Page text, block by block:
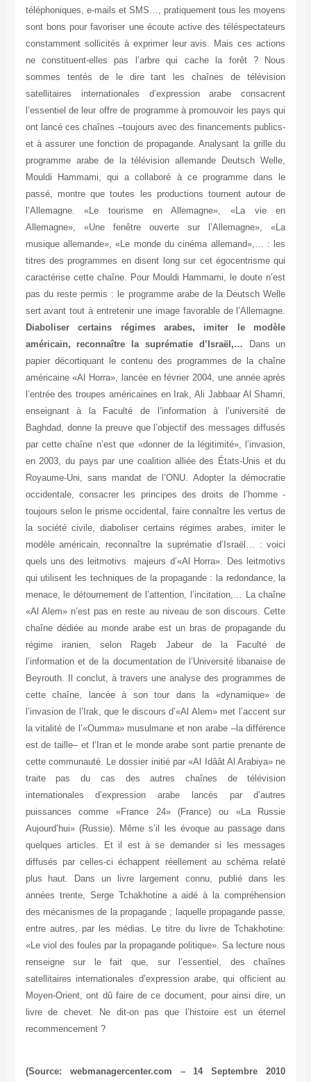
téléphoniques, e-mails et SMS…, pratiquement tous les moyens
sont bons pour favoriser une écoute active des téléspectateurs
constamment sollicités à exprimer leur avis. Mais ces actions
ne constituent-elles pas l’arbre qui cache la forêt ? Nous
sommes tentés de le dire tant les chaînes de télévision
satellitaires internationales d’expression arabe consacrent
l’essentiel de leur offre de programme à promouvoir les pays qui
ont lancé ces chaînes –toujours avec des financements publics-
et à assurer une fonction de propagande. Analysant la grille du
programme arabe de la télévision allemande Deutsch Welle,
Mouldi Hammami, qui a collaboré à ce programme dans le
passé, montre que toutes les productions tournent autour de
l’Allemagne. «Le tourisme en Allemagne», «La vie en
Allemagne», «Une fenêtre ouverte sur l’Allemagne», «La
musique allemande», «Le monde du cinéma allemand»,… : les
titres des programmes en disent long sur cet égocentrisme qui
caractérise cette chaîne. Pour Mouldi Hammami, le doute n’est
pas du reste permis : le programme arabe de la Deutsch Welle
sert avant tout à entretenir une image favorable de l’Allemagne.
Diaboliser certains régimes arabes, imiter le modèle
américain, reconnaître la suprématie d’Israël,… Dans un
papier décortiquant le contenu des programmes de la chaîne
américaine «Al Horra», lancée en février 2004, une année après
l’entrée des troupes américaines en Irak, Ali Jabbaar Al Shamri,
enseignant à la Faculté de l’information à l’université de
Baghdad, donne la preuve que l’objectif des messages diffusés
par cette chaîne n’est que «donner de la légitimité», l’invasion,
en 2003, du pays par une coalition alliée des États-Unis et du
Royaume-Uni, sans mandat de l’ONU. Adopter la démocratie
occidentale, consacrer les principes des droits de l’homme -
toujours selon le prisme occidental, faire connaître les vertus de
la société civile, diaboliser certains régimes arabes, imiter le
modèle américain, reconnaître la suprématie d’Israël… : voici
quels uns des leitmotivs majeurs d’«Al Horra». Des leitmotivs
qui utilisent les techniques de la propagande : la redondance, la
menace, le détournement de l’attention, l’incitation,… La chaîne
«Al Alem» n’est pas en reste au niveau de son discours. Cette
chaîne dédiée au monde arabe est un bras de propagande du
régime iranien, selon Rageb Jabeur de la Faculté de
l’information et de la documentation de l’Université libanaise de
Beyrouth. Il conclut, à travers une analyse des programmes de
cette chaîne, lancée à son tour dans la «dynamique» de
l’invasion de l’Irak, que le discours d’«Al Alem» met l’accent sur
la vitalité de l’«Oumma» musulmane et non arabe –la différence
est de taille– et l’Iran et le monde arabe sont partie prenante de
cette communauté. Le dossier initié par «Al Idâât Al Arabiya» ne
traite pas du cas des autres chaînes de télévision
internationales d’expression arabe lancés par d’autres
puissances comme «France 24» (France) ou «La Russie
Aujourd’hui» (Russie). Même s’il les évoque au passage dans
quelques articles. Et il est à se demander si les messages
diffusés par celles-ci échappent réellement au schéma relaté
plus haut. Dans un livre largement connu, publié dans les
années trente, Serge Tchakhotine a aidé à la compréhension
des mécanismes de la propagande ; laquelle propagande passe,
entre autres, par les médias. Le titre du livre de Tchakhotine:
«Le viol des foules par la propagande politique». Sa lecture nous
renseigne sur le fait que, sur l’essentiel, des chaînes
satellitaires internationales d’expression arabe, qui officient au
Moyen-Orient, ont dû faire de ce document, pour ainsi dire, un
livre de chevet. Ne dit-on pas que l’histoire est un éternel
recommencement ?
(Source: webmanagercenter.com – 14 Septembre 2010